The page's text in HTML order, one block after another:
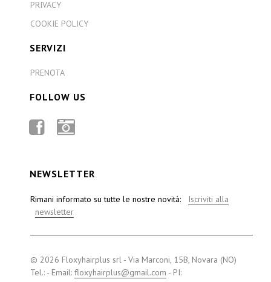
PRIVACY
COOKIE POLICY
SERVIZI
PRENOTA
FOLLOW US
FACEBOOK
NEWSLETTER
Rimani informato su tutte le nostre novità:
Iscriviti alla
newsletter
© 2026 Floxyhairplus srl - Via Marconi, 15B, Novara (NO)
Tel.: - Email: floxyhairplus@gmail.com - PI: